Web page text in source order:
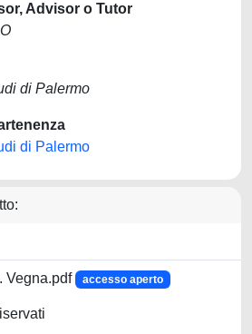
Advisor o Tutor
di Palermo
di Palermo
Vegna.pdf accesso aperto